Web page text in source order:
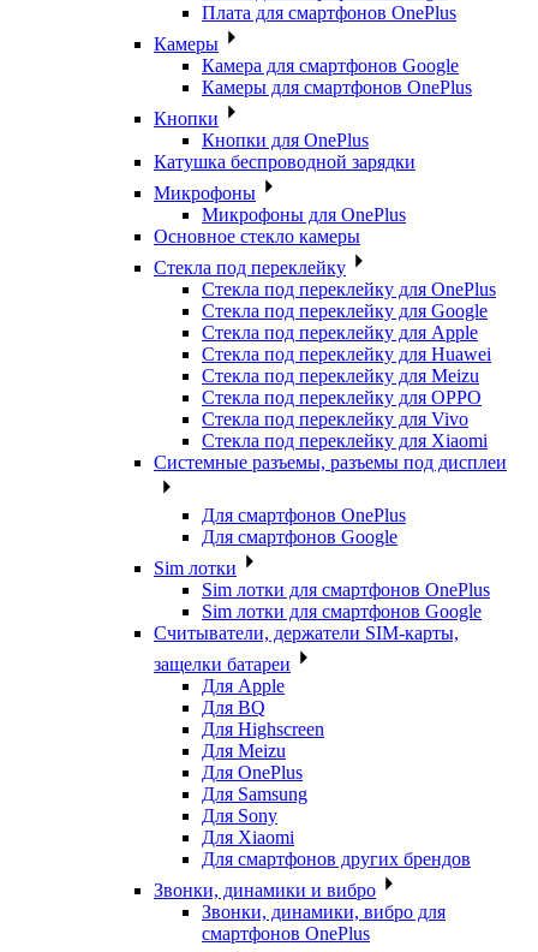
Плата для смартфонов OnePlus
Камеры
Камера для смартфонов Google
Камеры для смартфонов OnePlus
Кнопки
Кнопки для OnePlus
Катушка беспроводной зарядки
Микрофоны
Микрофоны для OnePlus
Основное стекло камеры
Стекла под переклейку
Стекла под переклейку для OnePlus
Стекла под переклейку для Google
Стекла под переклейку для Apple
Стекла под переклейку для Huawei
Стекла под переклейку для Meizu
Стекла под переклейку для OPPO
Стекла под переклейку для Vivo
Стекла под переклейку для Xiaomi
Системные разъемы, разъемы под дисплеи
Для смартфонов OnePlus
Для смартфонов Google
Sim лотки
Sim лотки для смартфонов OnePlus
Sim лотки для смартфонов Google
Считыватели, держатели SIM-карты,
защелки батареи
Для Apple
Для BQ
Для Highscreen
Для Meizu
Для OnePlus
Для Samsung
Для Sony
Для Xiaomi
Для смартфонов других брендов
Звонки, динамики и вибро
Звонки, динамики, вибро для
смартфонов OnePlus